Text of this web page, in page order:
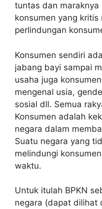
tuntas dan
konsumen yang
perlindungan
Konsumen sendiri
jabang bayi sampai
usaha juga
mengenal usia,
sosial dll. Semua
Konsumen adalah
negara dalam
Suatu negara yang
melindungi
waktu.
Untuk itulah BPKN
negara (dapat dilihat